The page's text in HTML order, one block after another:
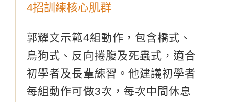
4招訓練核心肌群
郭耀文示範4組動作，包含橋式、
鳥狗式、反向捲腹及死蟲式，適合
初學者及長輩練習。他建議初學者
每組動作可做3次，每次中間休息